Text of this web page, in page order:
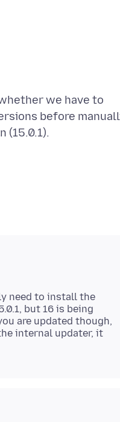
we have to
before
need to install the
but 16 is being
are updated though,
internal updater, it